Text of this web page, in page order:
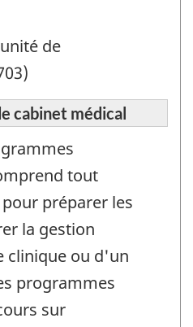
de
cabinet médical
tout
préparer les
la gestion
clinique ou d'un
programmes
sur